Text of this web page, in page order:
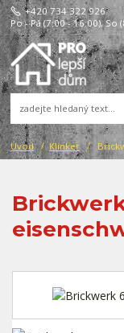
+420 734 322 926
Po - Pá (7:00 - 16:00), So
Úvod Klinker